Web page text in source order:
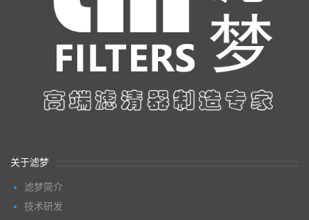
关于滤梦
滤梦简介
技术研发